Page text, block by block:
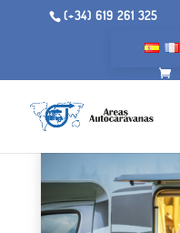
(+34) 619 261 325